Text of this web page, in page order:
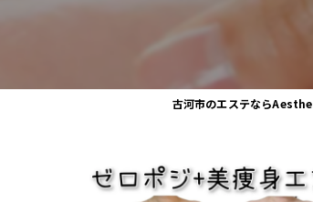
古河市のエステなら